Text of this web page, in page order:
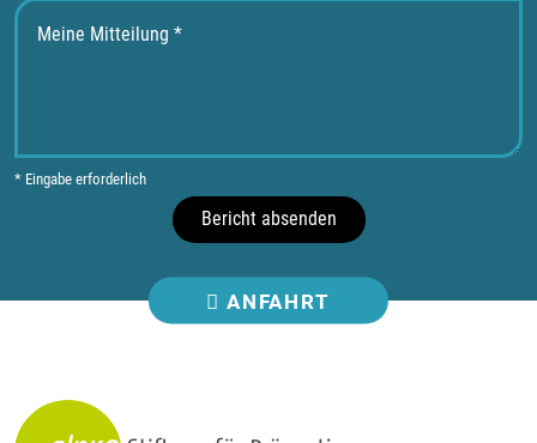
* Eingabe erforderlich
Bericht absenden
ANFAHRT